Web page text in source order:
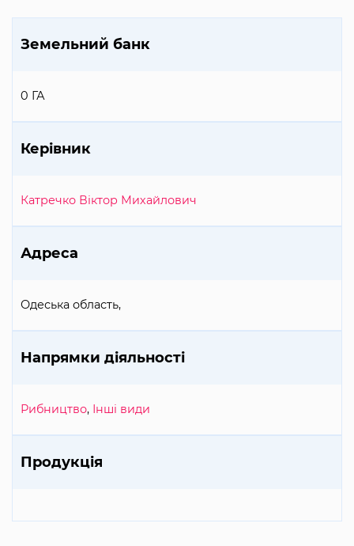
Земельний банк
0 ГА
Керівник
Катречко Віктор Михайлович
Адреса
Одеська область,
Напрямки діяльності
Рибництво, Інші види
Продукція